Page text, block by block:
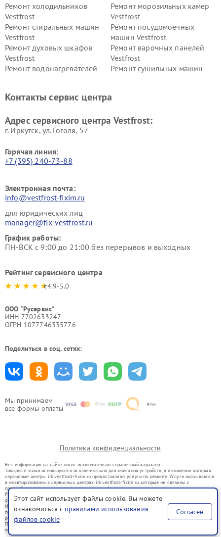
Мы принимаем
все формы оплаты
Ремонт холодильников
Vestfrost
Ремонт морозильных камер
Vestfrost
Ремонт стиральных машин
Vestfrost
Ремонт посудомоечных
машин Vestfrost
Ремонт духовых шкафов
Vestfrost
Ремонт варочных панелей
Vestfrost
Ремонт водонагревателей
Ремонт сушильных машин
Vestfrost
Контакты сервис центра
Адрес сервисного центра Vestfrost:
г. Иркутск, ул. ​Гоголя, 57
Горячая линия:
+7 (395) 240-73-88
Электронная почта:
info@vestfrost-fixim.ru
для юридических лиц
manager@fix-vestfrost.ru
График работы:
ПН-ВСК с 9:00 до 21:00 без перерывов и выходных
Рейтинг сервисного центра
4.9-5.0
ООО "Русервис"
ИНН 7702633247
ОГРН 1077746335776
Поделиться в соц. сетях:
Политика конфиденциальности
Вся информация на сайте носит исключительно справочный характер.
Товарные знаки используются исключительно для описания устройств, в отношении которых
сервисные центры irk.vestfrost-fixim.ru предоставляют услуги по ремонту. Услуги оказываются
в неавторизованных сервисных центрах irk.vestfrost-fixim.ru, которые не связаны с
правообладателями товарных знаков или их официальными представителями.
Ремонт осуществляется для устройств, уже введенных в гражданский оборот в соответствии
со статьей 1487 ГК РФ.
Использование товарных знаков не преследует цели индивидуализации услуг или введения
потребителей в заблуждение, а служит для информирования о предоставляемых услугах по
ремонту техники указанных брендов.
Представленная на сайте информация не является публичной офертой, определяемой
положениями Статьи 437(2) Гражданского кодекса РФ
Этот сайт использует файлы cookie. Вы можете
ознакомиться с правилами использования
файлов cookie
Согласен